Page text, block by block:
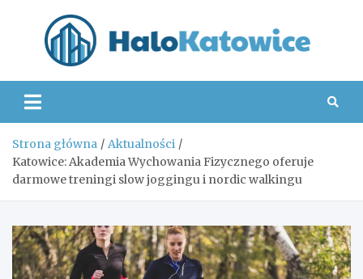
Strona główna
Aktualności
Katowice: Akademia Wychowania Fizycznego oferuje
darmowe treningi slow joggingu i nordic walkingu